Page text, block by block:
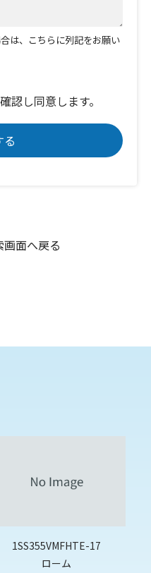
は、こちらに列記をお願い
認し同意します。
画面へ戻る
1SS355VMFHTE-17
ローム